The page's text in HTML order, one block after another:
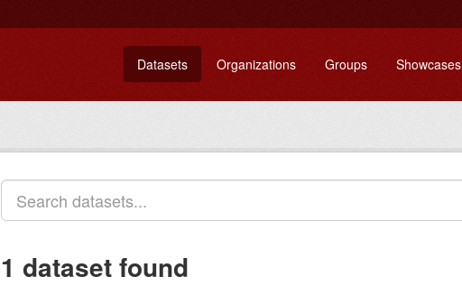
Datasets Organizations Groups Showcases
1 dataset found